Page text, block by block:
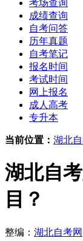
考场查询
成绩查询
自考问答
历年真题
自考笔记
报名时间
考试时间
网上报名
成人高考
专升本
当前位置： 湖北
湖北自
目？
整编： 湖北自考网